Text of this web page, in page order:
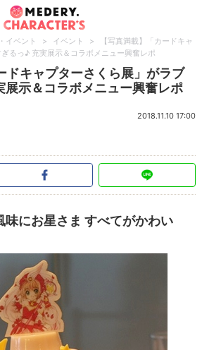
イベント > イベント >
【写真満載】「カードキャ
るっ♪ 充実展示＆コラボメニュー興奮レポ
ドキャプターさくら展」がラブ
展示＆コラボメニュー興奮レポ
2018.11.10 17:00
味にお星さま すべてがかわい